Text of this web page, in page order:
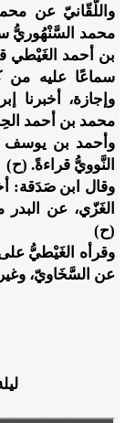
واللَّقّانيّ عن
محمد السَّنْهُوريُّ
بن أحمد الغَيْطي
وإجازة، أخبرنا
محمد بن أحمد
وأحمد بن يوسف
النَّوويُّ قراءةً. (ح)
وقال ابن صَدَقة:
الغَزّي، عن
(ح)
وقرأه الغَيْطيُّ
عن السَّخَاويّ،
ليلة